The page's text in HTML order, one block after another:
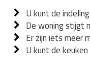
U kunt de
De woning stijgt
Er zijn iets meer
U kunt de